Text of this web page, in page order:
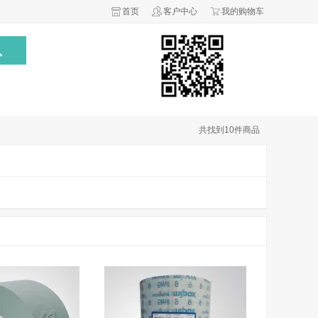
首页 客户中心 我的购物车
共找到 10件商品